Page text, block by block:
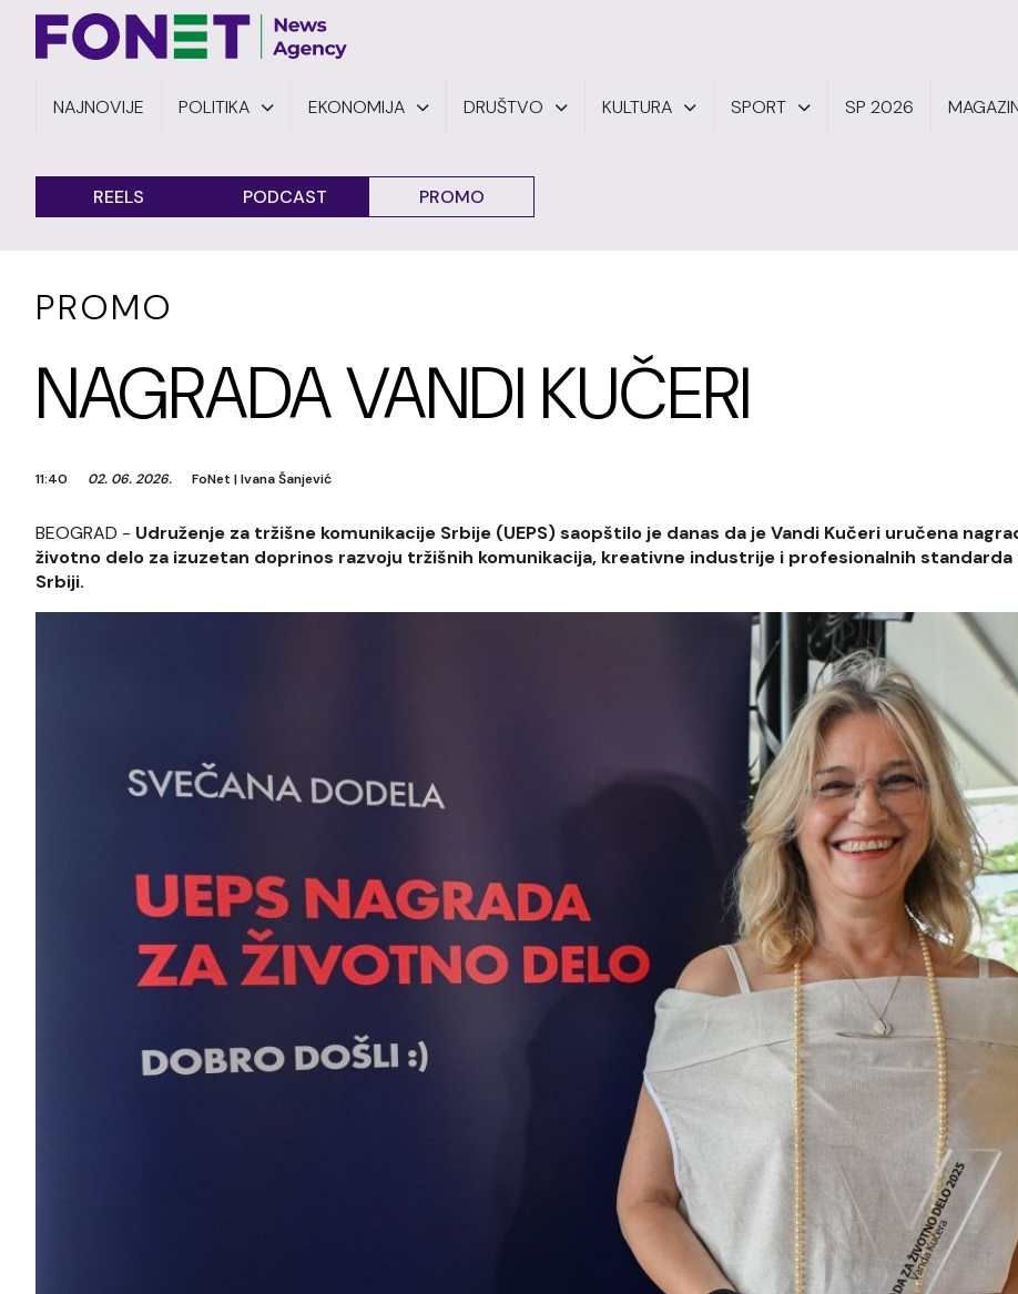
NAJNOVIJE POLITIKA EKONOMIJA DRUŠTVO KULTURA SPORT SP 2026
REELS PODCAST PROMO
PROMO
NAGRADA VANDI KUČERI
11:40 02. 06. 2026. FoNet |Ivana Šanjević
BEOGRAD - Udruženje za tržišne komunikacije Srbije (UEPS) saopštilo je danas da je Vandi Kučeri uručena
životno delo za izuzetan doprinos razvoju tržišnih komunikacija, kreativne industrije i profesionalnih standarda
Srbiji.